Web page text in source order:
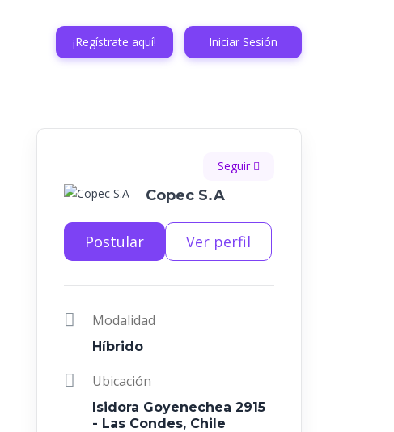
¡Regístrate aquí! Iniciar Sesión
Seguir
Copec S.A
Postular Ver perfil
Modalidad
Híbrido
Ubicación
Isidora Goyenechea 2915
- Las Condes, Chile